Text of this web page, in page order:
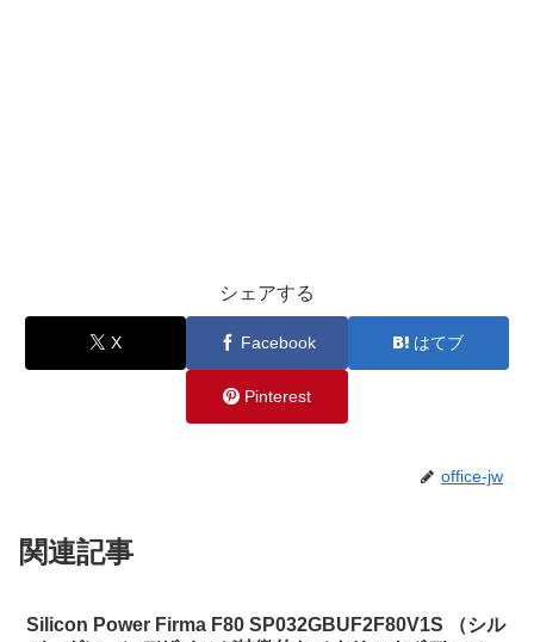
シェアする
X Facebook はてブ
Pinterest
office-jw
関連記事
Silicon Power Firma F80 SP032GBUF2F80V1S （シル